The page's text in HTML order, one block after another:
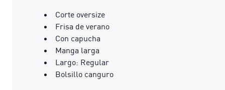
Corte oversize
Frisa de verano
Con capucha
Manga larga
Largo: Regular
Bolsillo canguro